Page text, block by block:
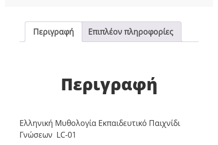
Περιγραφή Επιπλέον πληροφορίες
Περιγραφή
Ελληνική Μυθολογία Εκπαιδευτικό Παιχνίδι
Γνώσεων LC-01